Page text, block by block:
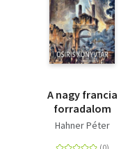
Szótár, nyelvkönyv
Tankönyv, segédkönyv
Társadalomtudomány
Természettudomány
Történelem
A nagy francia
forradalom
Hahner Péter